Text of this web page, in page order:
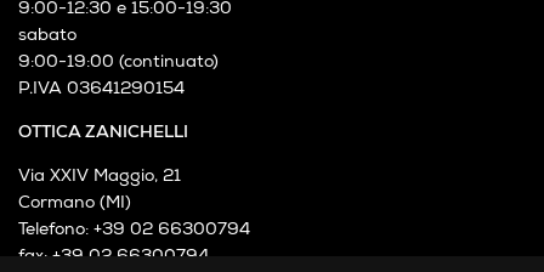
OTTICA ZANICHELLI
Via XXIV Maggio, 21
Cormano (MI)
Telefono: +39 02 66300794
fax: +39 02 66300794
9:00-12:30 e 15:00-19:30
sabato
9:00-19:00 (continuato)
P.IVA 03641290154